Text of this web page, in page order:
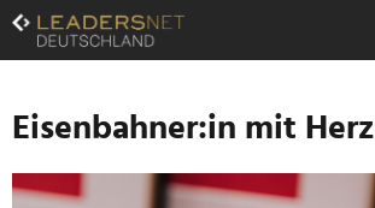
Zum
Inhalt
Zur
Navigation
Zur
Hauptnavigation
Eisenbahner:in mit Herz